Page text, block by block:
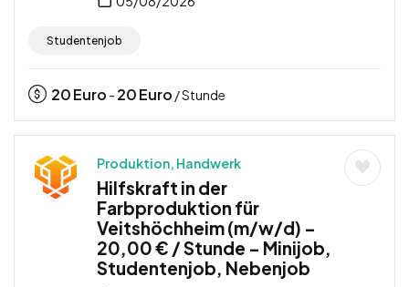
Studentenjob
20Euro - 20Euro / Stunde
Produktion, Handwerk
Hilfskraft in der
Farbproduktion für
Veitshöchheim (m/w/d) –
20,00 € / Stunde – Minijob,
Studentenjob, Nebenjob